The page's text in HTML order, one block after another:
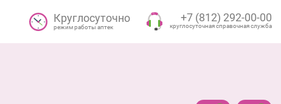
Круглосуточно
режим работы аптек
+7 (812) 292-00-00
круглосуточная справочная служба